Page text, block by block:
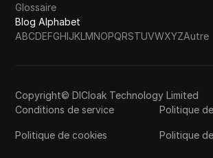
Glossaire
Blog Alphabet
ABCDEFGHIJKLMNOPQRSTUVWXYZAutre
Copyright© DICloak Technology Limited
Conditions de service
Politique
Politique de cookies Politique